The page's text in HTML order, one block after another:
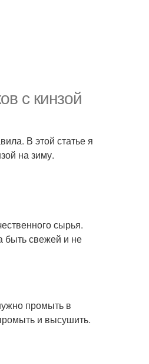
с кинзой
В этой статье я
на зиму.
сырья.
быть свежей и не
промыть в
и высушить.